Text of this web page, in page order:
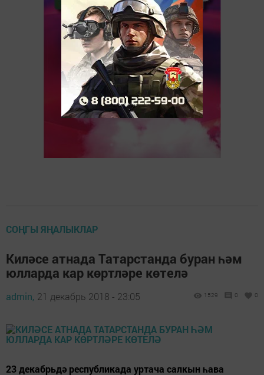
СОҢГЫ ЯҢАЛЫКЛАР
Киләсе атнада Татарстанда буран һәм
юлларда кар көртләре көтелә
admin, 21 декабрь 2018 - 23:05 1529 0 0
23 декабрьдә республикада уртача салкын һава